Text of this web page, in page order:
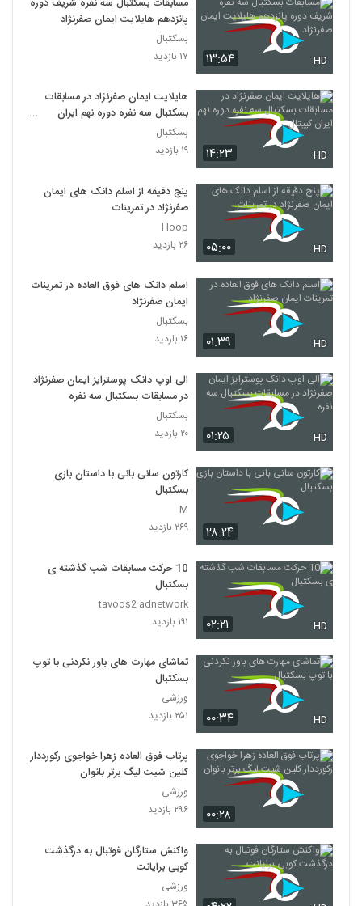
۱۳:۵۴ HD
مسابقات بسکتبال سه نفره شریف دوره
پانزدهم هایلایت ایمان صفرنژاد
بسکتبال
۱۷ بازدید
۱۴:۲۳ HD
هایلایت ایمان صفرنژاد در مسابقات
بسکتبال سه نفره دوره نهم ایران
کپیتال
بسکتبال
۱۹ بازدید
۰۵:۰۰ HD
پنج دقیقه از اسلم دانک های ایمان
صفرنژاد در تمرینات
Hoop
۲۶ بازدید
۰۱:۳۹ HD
اسلم دانک های فوق العاده در تمرینات
ایمان صفرنژاد
بسکتبال
۱۶ بازدید
۰۱:۲۵ HD
الی اوپ دانک پوسترایز ایمان صفرنژاد
در مسابقات بسکتبال سه نفره
بسکتبال
۲۰ بازدید
۲۸:۲۴
کارتون سانی بانی با داستان بازی
بسکتبال
M
۲۶۹ بازدید
۰۲:۲۱ HD
10 حرکت مسابقات شب گذشته ی
بسکتبال
tavoos2 adnetwork
۱۹۱ بازدید
۰۰:۳۴ HD
تماشای مهارت های باور نکردنی با توپ
بسکتبال
ورزشی
۲۵۱ بازدید
۰۰:۲۸
پرتاب فوق‌ العاده زهرا خواجوی رکورددار
کلین شیت لیگ برتر بانوان
ورزشی
۲۹۶ بازدید
واکنش ستارگان فوتبال به درگذشت
کوبی برایانت
ورزشی